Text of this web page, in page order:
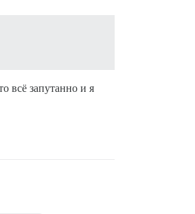
всё запутанно и я